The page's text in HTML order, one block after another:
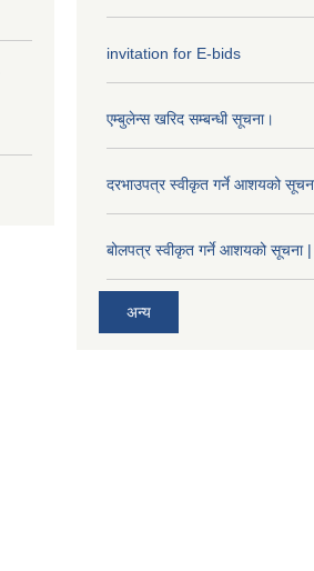
invitation for E-bids
एम्बुलेन्स खरिद सम्बन्धी सूचना।
दरभाउपत्र स्वीकृत गर्ने आशयको
बोलपत्र स्वीकृत गर्ने आशयको सूचना |
अन्य